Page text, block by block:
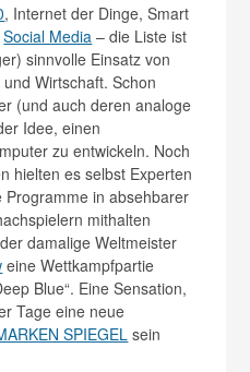
, Internet der Dinge, Smart
Social Media – die Liste ist
sinnvolle Einsatz von
Wirtschaft. Schon
(und auch deren analoge
Idee, einen
zu entwickeln. Noch
hielten es selbst Experten
in absehbarer
mithalten
damalige Weltmeister
eine Wettkampfpartie
Blue“. Eine Sensation,
Tage eine neue
SPIEGEL sein